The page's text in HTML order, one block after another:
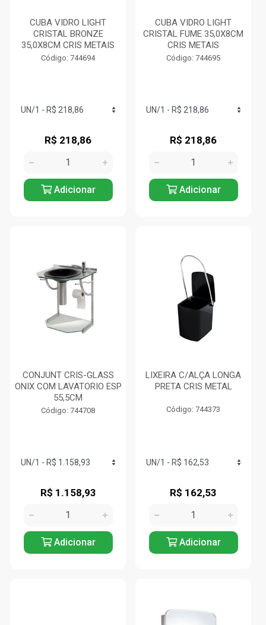
CUBA VIDRO LIGHT
CRISTAL BRONZE
35,0X8CM CRIS METAIS
Código: 744694
R$ 218,86
Adicionar
CUBA VIDRO LIGHT
CRISTAL FUME 35,0X8CM
CRIS METAIS
Código: 744695
R$ 218,86
Adicionar
CONJUNT CRIS-GLASS
ONIX COM LAVATORIO ESP
55,5CM
Código: 744708
R$ 1.158,93
Adicionar
LIXEIRA C/ALÇA LONGA
PRETA CRIS METAL
Código: 744373
R$ 162,53
Adicionar